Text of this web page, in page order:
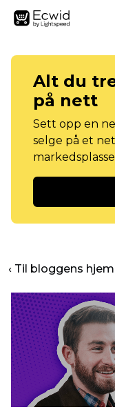
Alt du
på nett
Sett opp en
selge på et
‹ Til bloggens